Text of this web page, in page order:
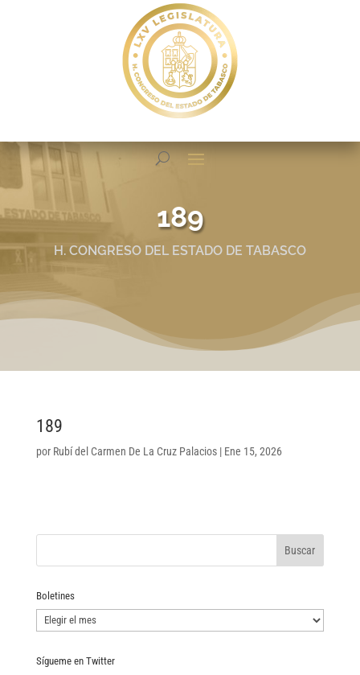
189
H. CONGRESO DEL ESTADO DE TABASCO
189
por Rubí del Carmen De La Cruz Palacios| Ene 15, 2026
Boletines
Boletines
Sígueme en Twitter